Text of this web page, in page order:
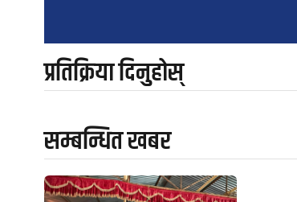
प्रतिक्रिया दिनुहोस्
सम्बन्धित खबर